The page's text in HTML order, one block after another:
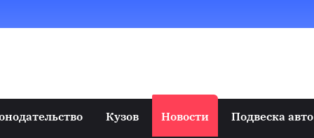
Кузов Новости Подвеска авто